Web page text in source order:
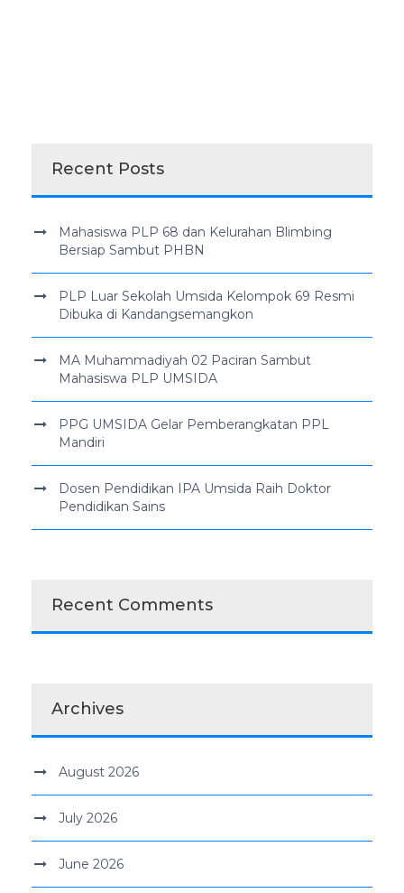
Recent Posts
Mahasiswa PLP 68 dan Kelurahan Blimbing
Bersiap Sambut PHBN
PLP Luar Sekolah Umsida Kelompok 69 Resmi
Dibuka di Kandangsemangkon
MA Muhammadiyah 02 Paciran Sambut
Mahasiswa PLP UMSIDA
PPG UMSIDA Gelar Pemberangkatan PPL
Mandiri
Dosen Pendidikan IPA Umsida Raih Doktor
Pendidikan Sains
Recent Comments
Archives
August 2026
July 2026
June 2026